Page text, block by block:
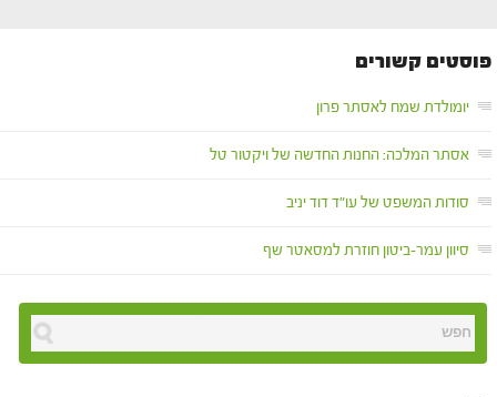
פוסטים קשורים
יומולדת שמח לאסתר פרון
אסתר המלכה: החנות החדשה של ויקטור טל
סודות המשפט של עו"ד דוד יניב
סיוון עמר-ביטון חוזרת למסאטר שף